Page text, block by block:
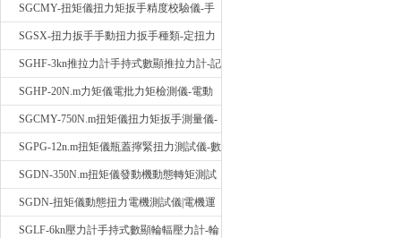
定扭矩檢測扳手
SGCMY-扭矩儀扭力矩扳手精度校驗儀-手
動扳子扭矩校準儀
SGSX-扭力扳手手動扭力扳手種類-定扭力
矩檢測扳手價格
SGHF-3kn推拉力計手持式數顯推拉力計-記
憶數據拉壓力測力計
SGHP-20N.m力矩儀電批力矩檢測儀-電動
螺絲批扭力矩測試儀
SGCMY-750N.m扭矩儀扭力矩扳手測量儀-
校準扳手扭力精度測試儀
SGPG-12n.m扭矩儀瓶蓋擰緊扭力測試儀-數
顯式瓶蓋扭力矩儀
SGDN-350N.m扭矩儀發動機動態轉矩測試
儀-動態電機扭矩測量儀
SGDN-扭矩儀動態扭力電機測試儀|電機運
轉摩擦力扭矩儀
SGLF-6kn壓力計手持式數顯輪輻壓力計-輪